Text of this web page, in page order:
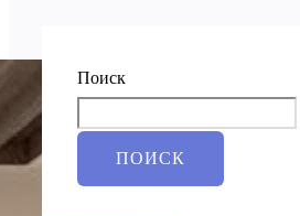
Поиск
ПОИСК